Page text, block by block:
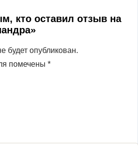
кто оставил отзыв на
будет опубликован.
помечены *